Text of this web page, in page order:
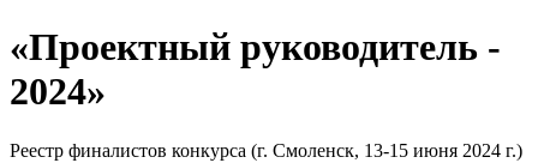
«Проектный руководитель -
2024»
Реестр финалистов конкурса (г. Смоленск, 13-15 июня 2024 г.)